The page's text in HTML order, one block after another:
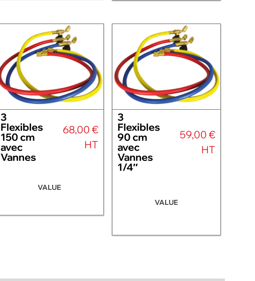
3
Flexibles
150 cm
avec
Vannes
68,00 €
HT
VALUE
3
Flexibles
90 cm
avec
Vannes
1/4″
59,00 €
HT
VALUE